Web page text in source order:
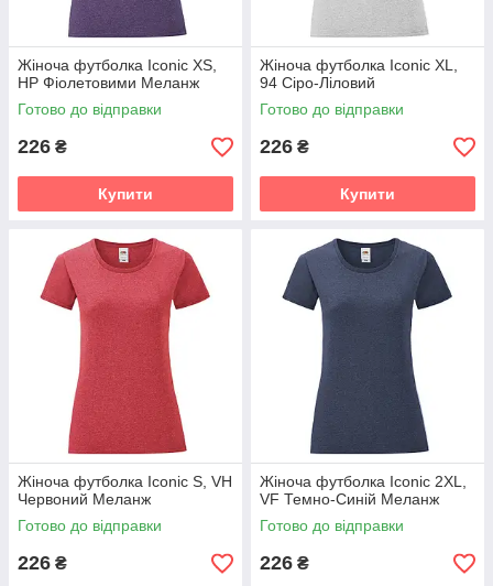
Жіноча футболка Iconic XS,
HP Фіолетовими Меланж
Готово до відправки
226 ₴
Купити
Жіноча футболка Iconic XL,
94 Сіро-Ліловий
Готово до відправки
226 ₴
Купити
Жіноча футболка Iconic S, VH
Червоний Меланж
Готово до відправки
226 ₴
Жіноча футболка Iconic 2XL,
VF Темно-Синій Меланж
Готово до відправки
226 ₴